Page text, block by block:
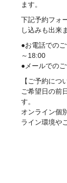
ます。
下記予約フォ
し込みも出来
●お電話での
～18:00
●メールでの
【ご予約につ
ご希望日の前
す。
オンライン個
ライン環境や